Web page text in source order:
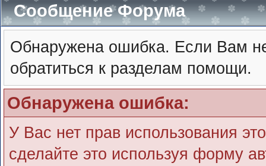
Сообщение Форума
Обнаружена ошибка. Если Вам
обратиться к разделам помощи.
Обнаружена ошибка:
У Вас нет прав использования
сделайте это используя форму